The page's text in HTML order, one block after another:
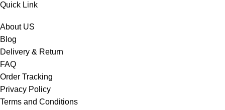
Quick Link
About US
Blog
Delivery & Return
FAQ
Order Tracking
Privacy Policy
Terms and Conditions